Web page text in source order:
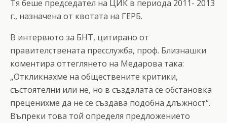
Тя беше председател на ЦИК в периода 2011- 2013
г., назначена от квотата на ГЕРБ.
В интервюто за БНТ, цитирано от
правителствената пресслужба, проф. Близнашки
коментира оттеглянето на Медарова така:
„Откликнахме на обществените критики,
състоятелни или не, но в създалата се обстановка
преценихме да не се създава подобна длъжност“.
Въпреки това той определя предложението